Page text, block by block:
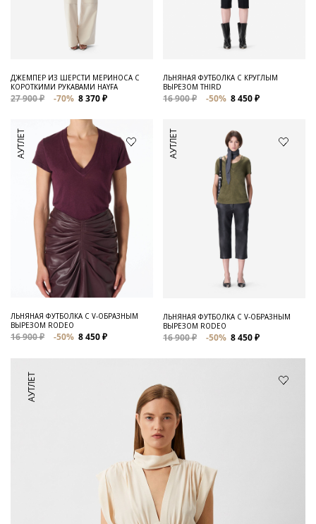
ДЖЕМПЕР ИЗ ШЕРСТИ МЕРИНОСА С
КОРОТКИМИ РУКАВАМИ HAYFA
27 900 ₽ -70% 8 370 ₽
ЛЬНЯНАЯ ФУТБОЛКА С КРУГЛЫМ
ВЫРЕЗОМ THIRD
16 900 ₽ -50% 8 450 ₽
АУТЛЕТ
ЛЬНЯНАЯ ФУТБОЛКА C V-ОБРАЗНЫМ
ВЫРЕЗОМ RODEO
16 900 ₽ -50% 8 450 ₽
АУТЛЕТ
ЛЬНЯНАЯ ФУТБОЛКА С V-ОБРАЗНЫМ
ВЫРЕЗОМ RODEO
16 900 ₽ -50% 8 450 ₽
АУТЛЕТ